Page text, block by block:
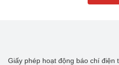
Giấy phép hoạt động báo chí điện